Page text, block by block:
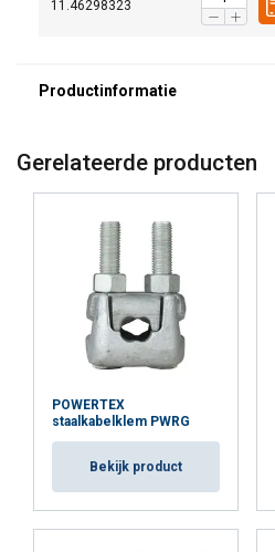
11.46298323
Waarschuwing:
Veiligheidsfactor:
Gerelateerde producten
POWERTEX
staalkabelklem PWRG
Bekijk product